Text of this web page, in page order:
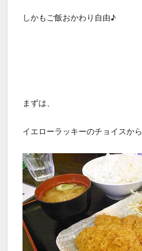
しかもご飯おかわり自由♪
まずは、
イエローラッキーのチョイスから